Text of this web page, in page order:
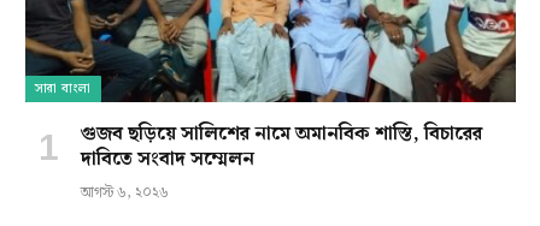
সারা বাংলা
গুজব ছড়িয়ে সালিশের নামে অমানবিক শাস্তি, বিচারের
দাবিতে সংবাদ সম্মেলন
আগস্ট ৬, ২০২৬